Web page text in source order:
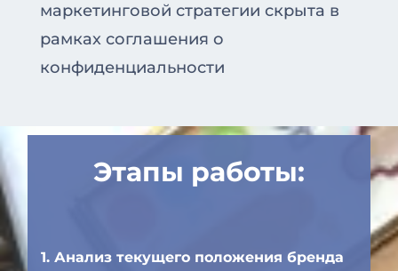
маркетинговой стратегии скрыта в
рамках соглашения о
конфиденциальности
Этапы работы:
1. Анализ текущего положения бренда